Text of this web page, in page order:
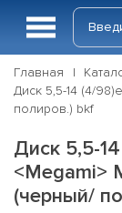
Главная
Диск 5,5-14 (4/
полиров.) bkf
Диск 5,5-
<Megami>
(черный/